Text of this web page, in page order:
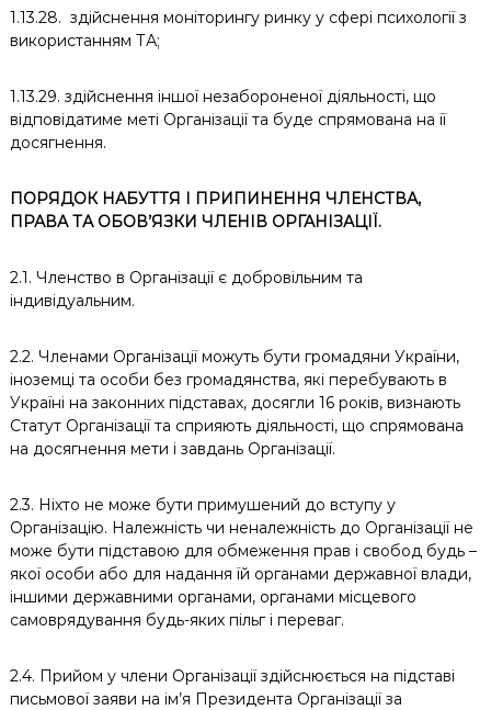
1.13.28. здійснення моніторингу ринку у сфері психології з
використанням ТА;
1.13.29. здійснення іншої незабороненої діяльності, що
відповідатиме меті Організації та буде спрямована на її
досягнення.
ПОРЯДОК НАБУТТЯ І ПРИПИНЕННЯ ЧЛЕНСТВА,
ПРАВА ТА ОБОВ’ЯЗКИ ЧЛЕНІВ ОРГАНІЗАЦІЇ.
2.1. Членство в Організації є добровільним та
індивідуальним.
2.2. Членами Організації можуть бути громадяни України,
іноземці та особи без громадянства, які перебувають в
Україні на законних підставах, досягли 16 років, визнають
Статут Організації та сприяють діяльності, що спрямована
на досягнення мети і завдань Організації.
2.3. Ніхто не може бути примушений до вступу у
Організацію. Належність чи неналежність до Організації не
може бути підставою для обмеження прав і свобод будь –
якої особи або для надання їй органами державної влади,
іншими державними органами, органами місцевого
самоврядування будь-яких пільг і переваг.
2.4. Прийом у члени Організації здійснюється на підставі
письмової заяви на ім’я Президента Організації за